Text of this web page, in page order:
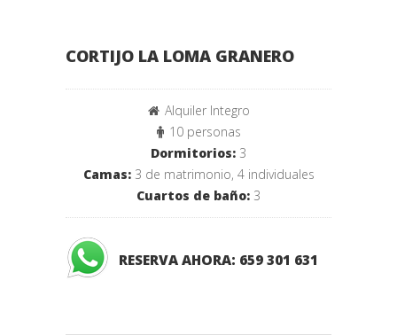
CORTIJO LA LOMA GRANERO
Alquiler Integro
10 personas
Dormitorios: 3
Camas:3 de matrimonio, 4 individuales
Cuartos de baño: 3
RESERVA AHORA: 659 301 631